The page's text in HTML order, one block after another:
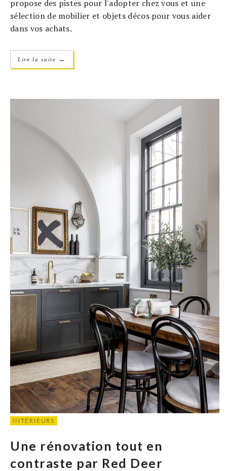
propose des pistes pour l'adopter chez vous et une
sélection de mobilier et objets décos pour vous aider
dans vos achats.
Lire la suite →
INTÉRIEURS
Une rénovation tout en
contraste par Red Deer